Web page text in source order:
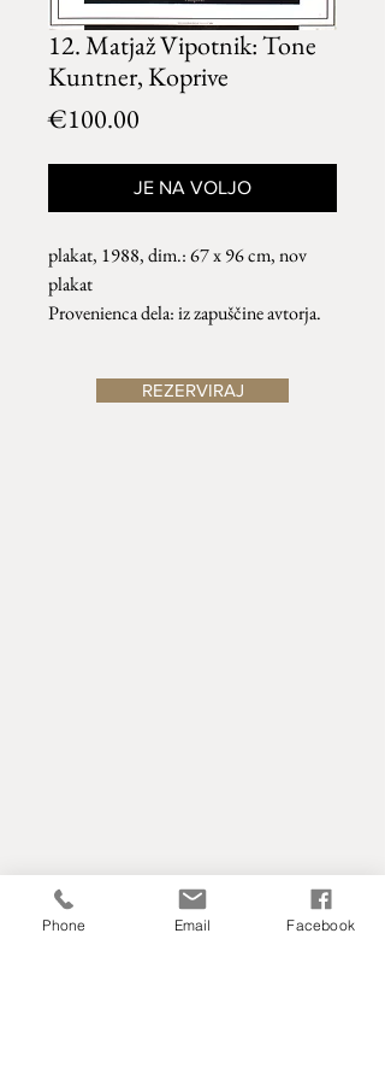
12. Matjaž Vipotnik: Tone
Kuntner, Koprive
€100.00
JE NA VOLJO
plakat, 1988, dim.: 67 x 96 cm, nov
plakat
Provenienca dela: iz zapuščine avtorja.
REZERVIRAJ
Phone Email Facebook